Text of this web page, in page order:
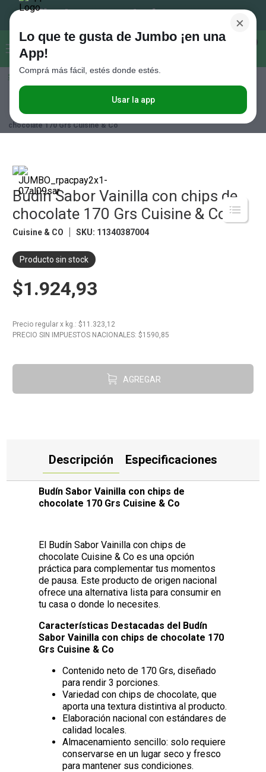
Buscar...
Seleccioná el método de entrega
×
Lo que te gusta de Jumbo ¡en una
App!
Comprá más fácil, estés donde estés.
Usar la app
Desayuno y Merienda
Bizcochuelos, Budines y Magdalenas
Budín Sabor Vainilla con chips de
chocolate 170 Grs Cuisine & Co
Budín Sabor Vainilla con chips de
chocolate 170 Grs Cuisine & Co
Cuisine & CO SKU: 11340387004
Producto sin stock
$1.924,93
Precio regular x kg. : $11.323,12
PRECIO SIN IMPUESTOS NACIONALES: $1590,85
AGREGAR
Descripción Especificaciones
Budín Sabor Vainilla con chips de
chocolate 170 Grs Cuisine & Co
El Budín Sabor Vainilla con chips de
chocolate Cuisine & Co es una opción
práctica para complementar tus momentos
de pausa. Este producto de origen nacional
ofrece una alternativa lista para consumir en
tu casa o donde lo necesites.
Características Destacadas del Budín
Sabor Vainilla con chips de chocolate 170
Grs Cuisine & Co
Contenido neto de 170 Grs, diseñado
para rendir 3 porciones.
Variedad con chips de chocolate, que
aporta una textura distintiva al producto.
Elaboración nacional con estándares de
calidad locales.
Almacenamiento sencillo: solo requiere
conservarse en un lugar seco y fresco
para mantener sus condiciones.
Términos más buscados
Galletitas
Juguetes
Carne
Aceite